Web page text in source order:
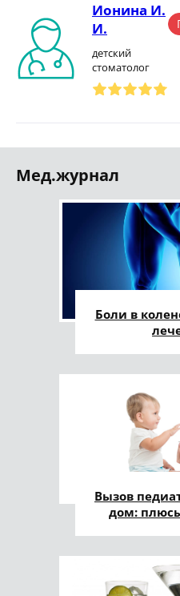
Ионина И.
И.
детский
стоматолог
Мед.журнал
Боли в
Вызов
дом: